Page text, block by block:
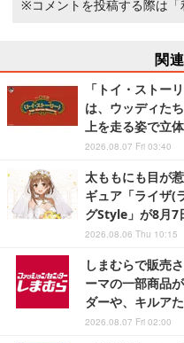
※コメントを投稿する際は
関
「トイ・ストー
は、ウッディた
上を走る姿で立
2026.08.07 Fri 03:40
太ももにも目が
ギュア「ライザ(
グStyle」が8月7
2026.08.06 Thu 10:15
しまむらで販売
ーマの一部商品
ダーや、キルア
2026.08.07 Fri 02:00